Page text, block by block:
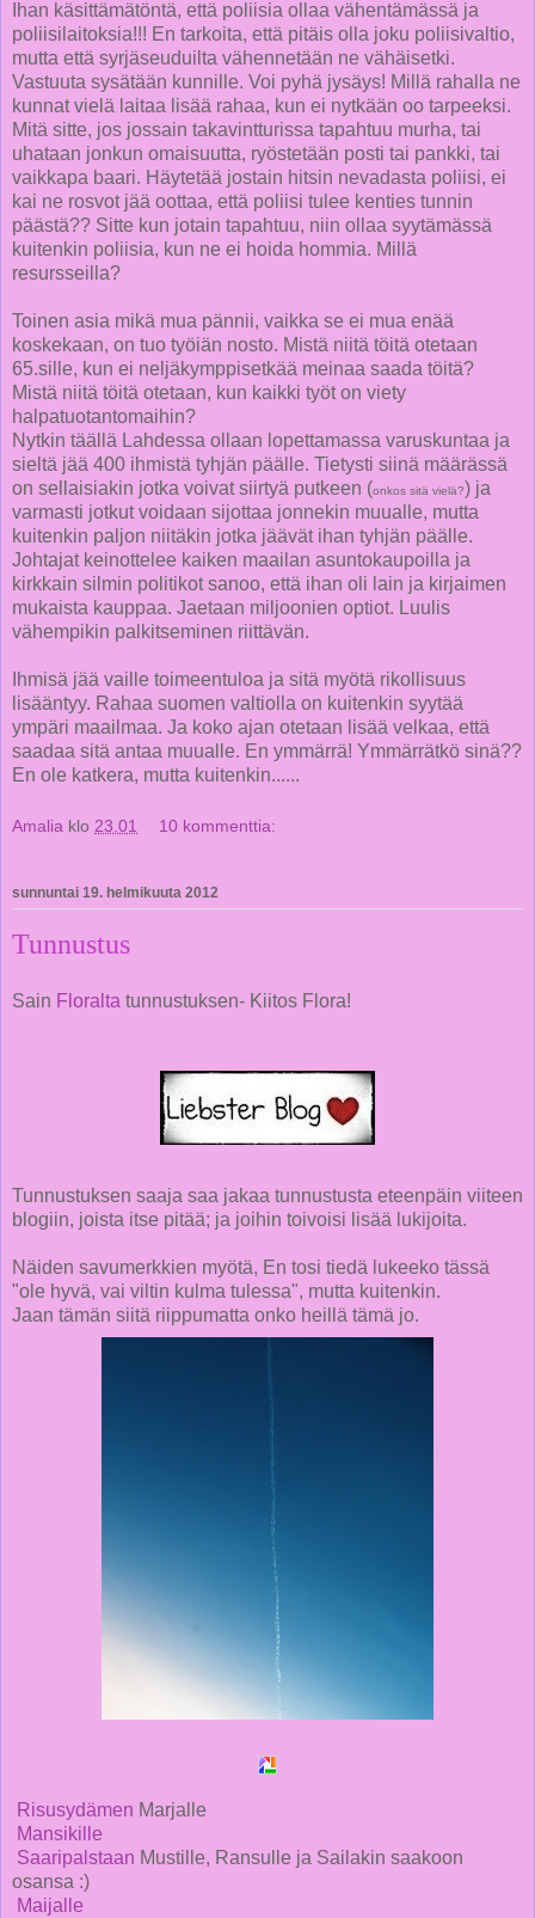
Ihan käsittämätöntä, että poliisia ollaa vähentämässä ja
poliisilaitoksia!!! En tarkoita, että pitäis olla joku poliisivaltio,
mutta että syrjäseuduilta vähennetään ne vähäisetki.
Vastuuta sysätään kunnille. Voi pyhä jysäys! Millä rahalla ne
kunnat vielä laitaa lisää rahaa, kun ei nytkään oo tarpeeksi.
Mitä sitte, jos jossain takavintturissa tapahtuu murha, tai
uhataan jonkun omaisuutta, ryöstetään posti tai pankki, tai
vaikkapa baari. Häytetää jostain hitsin nevadasta poliisi, ei
kai ne rosvot jää oottaa, että poliisi tulee kenties tunnin
päästä?? Sitte kun jotain tapahtuu, niin ollaa syytämässä
kuitenkin poliisia, kun ne ei hoida hommia. Millä
resursseilla?
Toinen asia mikä mua pännii, vaikka se ei mua enää
koskekaan, on tuo työiän nosto. Mistä niitä töitä otetaan
65.sille, kun ei neljäkymppisetkää meinaa saada töitä?
Mistä niitä töitä otetaan, kun kaikki työt on viety
halpatuotantomaihin?
Nytkin täällä Lahdessa ollaan lopettamassa varuskuntaa ja
sieltä jää 400 ihmistä tyhjän päälle. Tietysti siinä määrässä
on sellaisiakin jotka voivat siirtyä putkeen (onkos sitä vielä?) ja
varmasti jotkut voidaan sijottaa jonnekin muualle, mutta
kuitenkin paljon niitäkin jotka jäävät ihan tyhjän päälle.
Johtajat keinottelee kaiken maailan asuntokaupoilla ja
kirkkain silmin politikot sanoo, että ihan oli lain ja kirjaimen
mukaista kauppaa. Jaetaan miljoonien optiot. Luulis
vähempikin palkitseminen riittävän.
Ihmisä jää vaille toimeentuloa ja sitä myötä rikollisuus
lisääntyy. Rahaa suomen valtiolla on kuitenkin syytää
ympäri maailmaa. Ja koko ajan otetaan lisää velkaa, että
saadaa sitä antaa muualle. En ymmärrä! Ymmärrätkö sinä??
En ole katkera, mutta kuitenkin......
Amalia klo 23.01 10 kommenttia:
sunnuntai 19. helmikuuta 2012
Tunnustus
Sain Floralta tunnustuksen- Kiitos Flora!
Tunnustuksen saaja saa jakaa tunnustusta eteenpäin viiteen
blogiin, joista itse pitää; ja joihin toivoisi lisää lukijoita.
Näiden savumerkkien myötä, En tosi tiedä lukeeko tässä
"ole hyvä, vai viltin kulma tulessa", mutta kuitenkin.
Jaan tämän siitä riippumatta onko heillä tämä jo.
Risusydämen Marjalle
Mansikille
Saaripalstaan Mustille, Ransulle ja Sailakin saakoon
osansa :)
Maijalle